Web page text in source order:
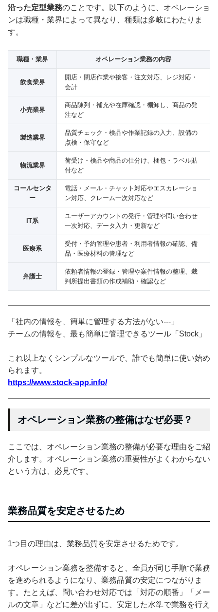
沿った定型業務のことです。以下のように、オペレーショ
ンは職種・業界によって異なり、種類は多岐にわたりま
す。
職種・業界 オペレーション業務の内容
飲食業界
開店・閉店作業や接客・注文対応、レジ対応・
会計
小売業界
商品陳列・補充や在庫確認・棚卸し、商品の発
注など
製造業界
品質チェック・検品や作業記録の入力、設備の
点検・保守など
物流業界
荷受け・検品や商品の仕分け、梱包・ラベル貼
付など
コールセンタ
ー
電話・メール・チャット対応やエスカレーショ
ン対応、クレーム一次対応など
IT系
ユーザーアカウントの発行・管理や問い合わせ
一次対応、データ入力・更新など
医療系
受付・予約管理や患者・利用者情報の確認、備
品・医療材料の管理など
弁護士
依頼者情報の登録・管理や案件情報の整理、裁
判所提出書類の作成補助・確認など
「社内の情報を、簡単に管理する方法がない---」
チームの情報を、最も簡単に管理できるツール「Stock」
これ以上なくシンプルなツールで、誰でも簡単に使い始め
られます。
https://www.stock-app.info/
オペレーション業務の整備はなぜ必要？
ここでは、オペレーション業務の整備が必要な理由をご紹
介します。オペレーション業務の重要性がよくわからない
という方は、必見です。
業務品質を安定させるため
1つ目の理由は、業務品質を安定させるためです。
オペレーション業務を整備すると、全員が同じ手順で業務
を進められるようになり、業務品質の安定につながりま
す。たとえば、問い合わせ対応では「対応の順番」「メー
ルの文章」などに差が出ずに、安定した水準で業務を行え